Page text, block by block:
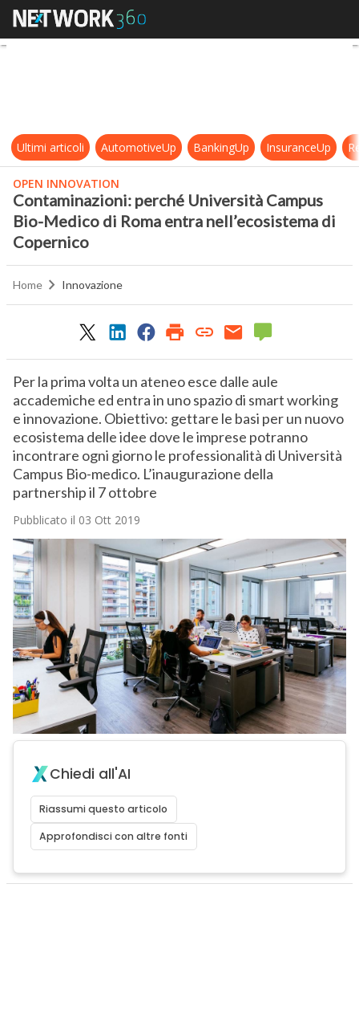
Contaminazioni: perché
Ultimi articoli AutomotiveUp BankingUp InsuranceUp
OPEN INNOVATION
Contaminazioni: perché Università Campus
Bio-Medico di Roma entra nell’ecosistema di
Copernico
Home Innovazione
Per la prima volta un ateneo esce dalle aule
accademiche ed entra in uno spazio di smart working
e innovazione. Obiettivo: gettare le basi per un nuovo
ecosistema delle idee dove le imprese potranno
incontrare ogni giorno le professionalità di Università
Campus Bio-medico. L’inaugurazione della
partnership il 7 ottobre
Pubblicato il 03 Ott 2019
Chiedi all'AI
Riassumi questo articolo
Approfondisci con altre fonti